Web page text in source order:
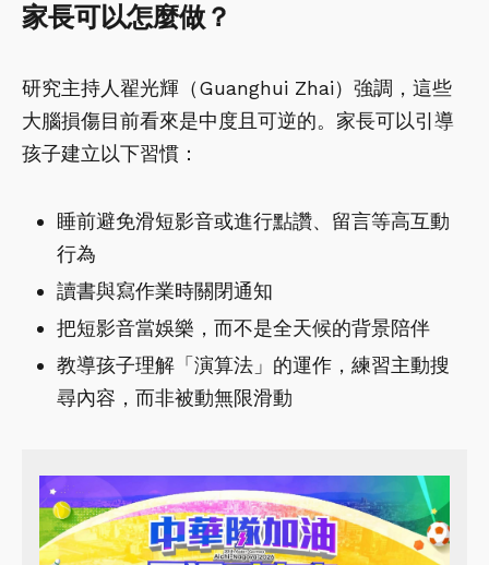
家長可以怎麼做？
研究主持人翟光輝（Guanghui Zhai）強調，這些
大腦損傷目前看來是中度且可逆的。家長可以引導
孩子建立以下習慣：
睡前避免滑短影音或進行點讚、留言等高互動
行為
讀書與寫作業時關閉通知
把短影音當娛樂，而不是全天候的背景陪伴
教導孩子理解「演算法」的運作，練習主動搜
尋內容，而非被動無限滑動